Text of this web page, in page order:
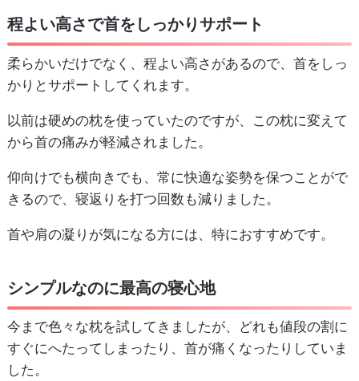
程よい高さで首をしっかりサポート
柔らかいだけでなく、程よい高さがあるので、首をしっ
かりとサポートしてくれます。
以前は硬めの枕を使っていたのですが、この枕に変えて
から首の痛みが軽減されました。
仰向けでも横向きでも、常に快適な姿勢を保つことがで
きるので、寝返りを打つ回数も減りました。
首や肩の凝りが気になる方には、特におすすめです。
シンプルなのに最高の寝心地
今まで色々な枕を試してきましたが、どれも値段の割に
すぐにへたってしまったり、首が痛くなったりしていま
した。